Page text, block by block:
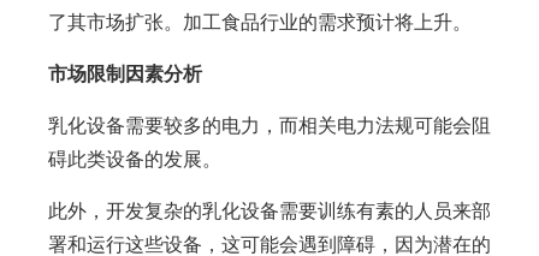
了其市场扩张。加工食品行业的需求预计将上升。
市场限制因素分析
乳化设备需要较多的电力，而相关电力法规可能会阻
碍此类设备的发展。
此外，开发复杂的乳化设备需要训练有素的人员来部
署和运行这些设备，这可能会遇到障碍，因为潜在的